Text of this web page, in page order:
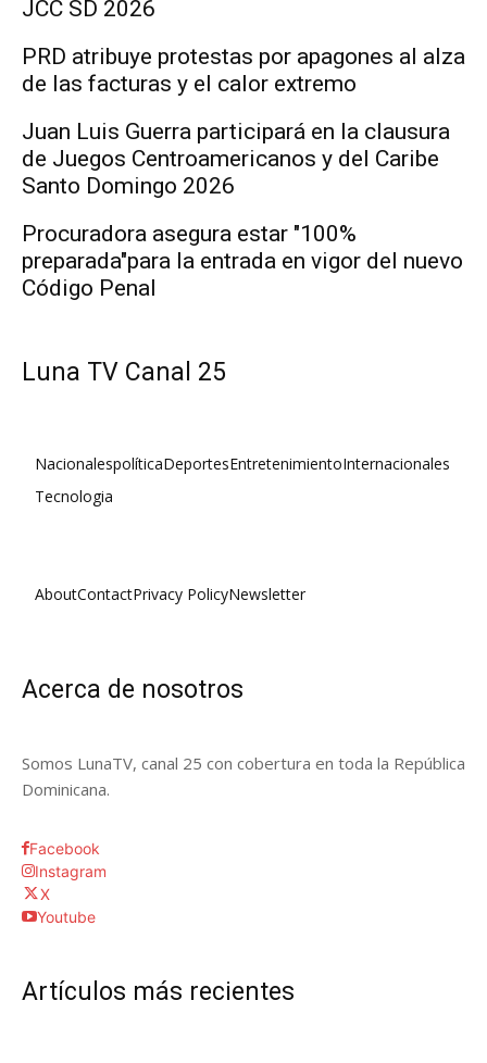
JCC SD 2026
PRD atribuye protestas por apagones al alza
de las facturas y el calor extremo
Juan Luis Guerra participará en la clausura
de Juegos Centroamericanos y del Caribe
Santo Domingo 2026
Procuradora asegura estar "100%
preparada"para la entrada en vigor del nuevo
Código Penal
Luna TV Canal 25
NacionalespolíticaDeportesEntretenimientoInternacionales
Tecnologia
AboutContactPrivacy PolicyNewsletter
Acerca de nosotros
Somos LunaTV, canal 25 con cobertura en toda la República
Dominicana.
Facebook
Instagram
X
Youtube
Artículos más recientes